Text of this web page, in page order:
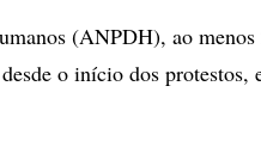
(ANPDH), ao menos
o início dos protestos,